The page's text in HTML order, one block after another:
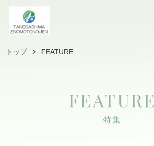
トップ FEATURE
FEATURE
特集